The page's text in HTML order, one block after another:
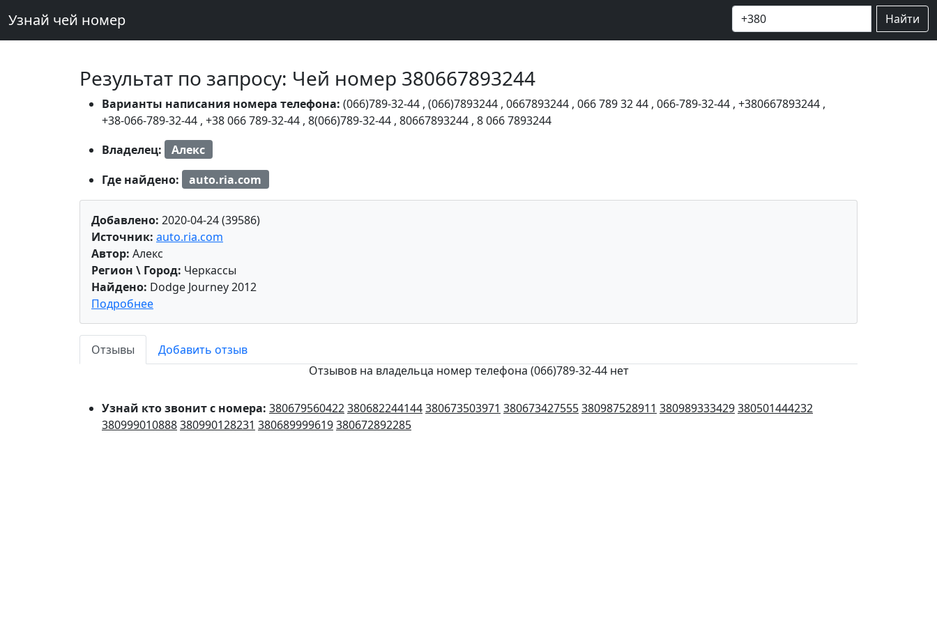
Узнай чей номер Найти
Результат по запросу: Чей номер 380667893244
Варианты написания номера телефона: (066)789-32-44 , (066)7893244 , 0667893244 , 066 789 32 44 , 066-789-32-44 , +380667893244 ,
+38-066-789-32-44 , +38 066 789-32-44 , 8(066)789-32-44 , 80667893244 , 8 066 7893244
Владелец:
Алекс
Где найдено:
auto.ria.com
Добавлено: 2020-04-24 (39586)
Источник: auto.ria.com
Автор: Алекс
Регион \ Город: Черкассы
Найдено: Dodge Journey 2012
Подробнее
Отзывы
Добавить отзыв
Отзывов на владельца номер телефона (066)789-32-44 нет
Узнай кто звонит с номера: 380679560422380682244144380673503971 380673427555380987528911 380989333429380501444232
380999010888380990128231 380689999619380672892285